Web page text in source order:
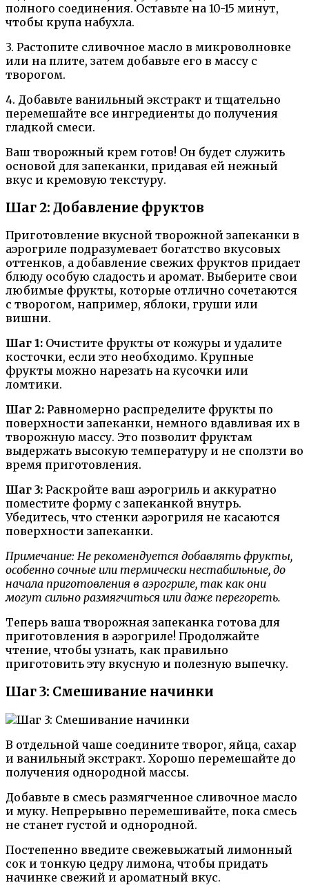
полного соединения. Оставьте на 10-15 минут,
чтобы крупа набухла.
3. Растопите сливочное масло в микроволновке
или на плите, затем добавьте его в массу с
творогом.
4. Добавьте ванильный экстракт и тщательно
перемешайте все ингредиенты до получения
гладкой смеси.
Ваш творожный крем готов! Он будет служить
основой для запеканки, придавая ей нежный
вкус и кремовую текстуру.
Шаг 2: Добавление фруктов
Приготовление вкусной творожной запеканки в
аэрогриле подразумевает богатство вкусовых
оттенков, а добавление свежих фруктов придает
блюду особую сладость и аромат. Выберите свои
любимые фрукты, которые отлично сочетаются
с творогом, например, яблоки, груши или
вишни.
Шаг 1: Очистите фрукты от кожуры и удалите
косточки, если это необходимо. Крупные
фрукты можно нарезать на кусочки или
ломтики.
Шаг 2: Равномерно распределите фрукты по
поверхности запеканки, немного вдавливая их в
творожную массу. Это позволит фруктам
выдержать высокую температуру и не сползти во
время приготовления.
Шаг 3: Раскройте ваш аэрогриль и аккуратно
поместите форму с запеканкой внутрь.
Убедитесь, что стенки аэрогриля не касаются
поверхности запеканки.
Примечание: Не рекомендуется добавлять фрукты,
особенно сочные или термически нестабильные, до
начала приготовления в аэрогриле, так как они
могут сильно размягчиться или даже перегореть.
Теперь ваша творожная запеканка готова для
приготовления в аэрогриле! Продолжайте
чтение, чтобы узнать, как правильно
приготовить эту вкусную и полезную выпечку.
Шаг 3: Смешивание начинки
В отдельной чаше соедините творог, яйца, сахар
и ванильный экстракт. Хорошо перемешайте до
получения однородной массы.
Добавьте в смесь размягченное сливочное масло
и муку. Непрерывно перемешивайте, пока смесь
не станет густой и однородной.
Постепенно введите свежевыжатый лимонный
сок и тонкую цедру лимона, чтобы придать
начинке свежий и ароматный вкус.